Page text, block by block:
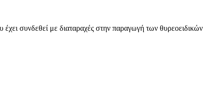
συνδεθεί με διαταραχές στην παραγωγή των θυρεοειδικών